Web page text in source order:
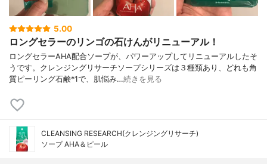
5.00
ロングセラーのリンゴの石けんがリニューアル！
ロングセラーAHA配合ソープが、パワーアップしてリニューアルしたそ
うです。クレンジングリサーチソープシリーズは３種類あり、どれも角
質ピーリング石鹸*1で、肌悩み…続きを見る
CLEANSING RESEARCH(クレンジングリサーチ)
ソープ AHA＆ピール